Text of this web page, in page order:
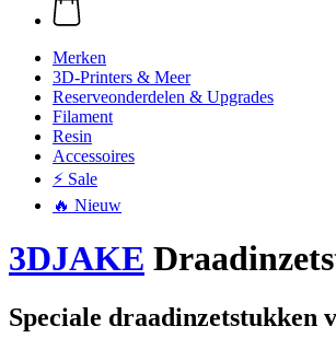
Merken
3D-Printers & Meer
Reserveonderdelen & Upgrades
Filament
Resin
Accessoires
⚡ Sale
🔥 Nieuw
3DJAKE
Speciale draadinzetstukken